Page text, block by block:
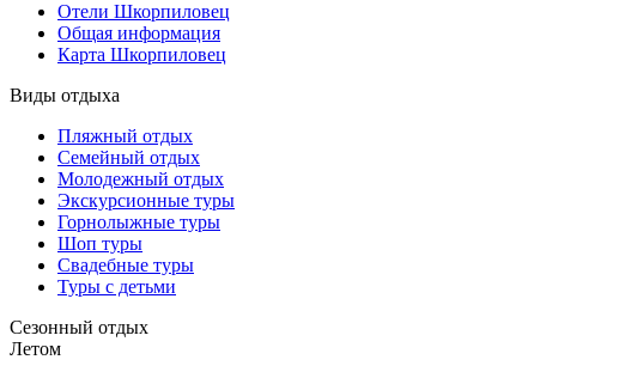
Отели Шкорпиловец
Общая информация
Карта Шкорпиловец
Виды отдыха
Пляжный отдых
Семейный отдых
Молодежный отдых
Экскурсионные туры
Горнолыжные туры
Шоп туры
Свадебные туры
Туры с детьми
Сезонный отдых
Летом